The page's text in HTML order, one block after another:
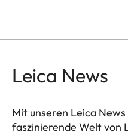
Leica News
Mit unseren Leica
faszinierende Welt von